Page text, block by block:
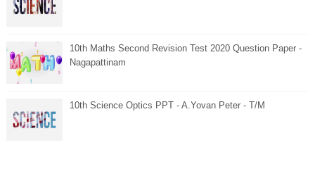
10th Maths Second Revision Test 2020 Question Paper -
Nagapattinam
10th Science Optics PPT - A.Yovan Peter - T/M